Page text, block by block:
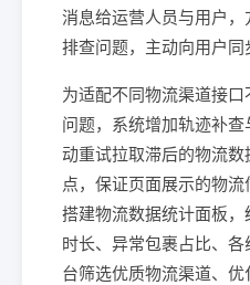
消息给运营人员与用户
排查问题，主动向用户同
为适配不同物流渠道接
问题，系统增加轨迹补
动重试拉取滞后的物流
点，保证页面展示的物
搭建物流数据统计面板
时长、异常包裹占比、
台筛选优质物流渠道、